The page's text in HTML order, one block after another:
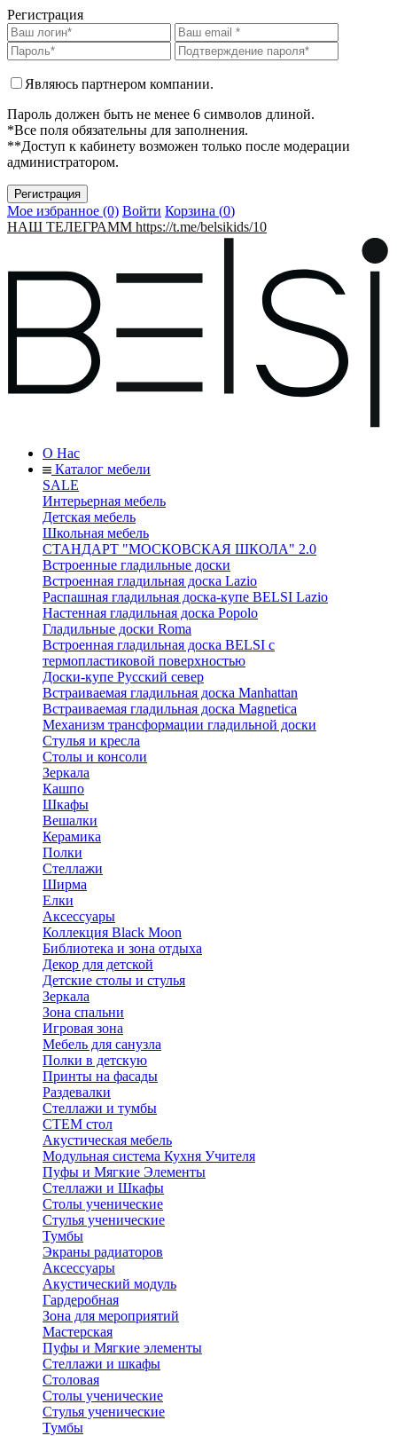
Регистрация
Являюсь партнером компании.
Пароль должен быть не менее 6 символов длиной.
*Все поля обязательны для заполнения.
**Доступ к кабинету возможен только после модерации
администратором.
Мое избранное (0) Войти Корзина (0)
НАШ ТЕЛЕГРАММ https://t.me/belsikids/10
О Нас
Каталог мебели
SALE
Интерьерная мебель
Детская мебель
Школьная мебель
СТАНДАРТ "МОСКОВСКАЯ ШКОЛА" 2.0
Встроенные гладильные доски
Встроенная гладильная доска Lazio
Распашная гладильная доска-купе BELSI Lazio
Настенная гладильная доска Popolo
Гладильные доски Roma
Встроенная гладильная доска BELSI с
термопластиковой поверхностью
Доски-купе Русский север
Встраиваемая гладильная доска Manhattan
Встраиваемая гладильная доска Magnetica
Механизм трансформации гладильной доски
Стyлья и кресла
Столы и консоли
Зеркала
Кашпо
Шкафы
Вешалки
Керамика
Полки
Стеллажи
Ширма
Елки
Аксессуары
Коллекция Black Moon
Библиотека и зона отдыха
Декор для детской
Детские столы и стулья
Зеркала
Зона спальни
Игровая зона
Мебель для санузла
Полки в детскую
Принты на фасады
Раздевалки
Стеллажи и тумбы
СТЕМ стол
Акустическая мебель
Модульная система Кухня Учителя
Пуфы и Мягкие Элементы
Стеллажи и Шкафы
Столы ученические
Стулья ученические
Тумбы
Экраны радиаторов
Аксессуары
Акустический модуль
Гардеробная
Зона для мероприятий
Мастерская
Пуфы и Мягкие элементы
Стеллажи и шкафы
Столовая
Столы ученические
Стулья ученические
Тумбы